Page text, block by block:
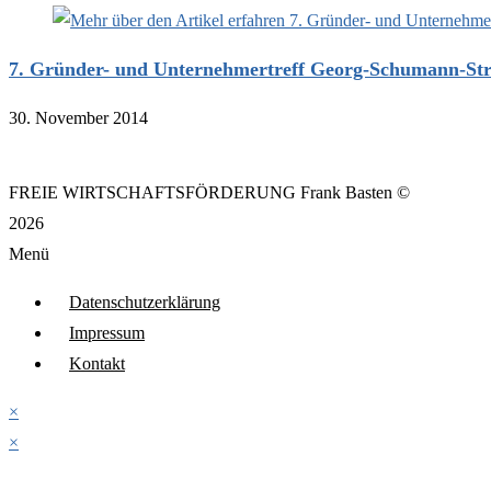
7. Gründer- und Unternehmertreff Georg-Schumann-
30. November 2014
FREIE WIRTSCHAFTSFÖRDERUNG Frank Basten ©
2026
Menü
Datenschutzerklärung
Impressum
Kontakt
×
×